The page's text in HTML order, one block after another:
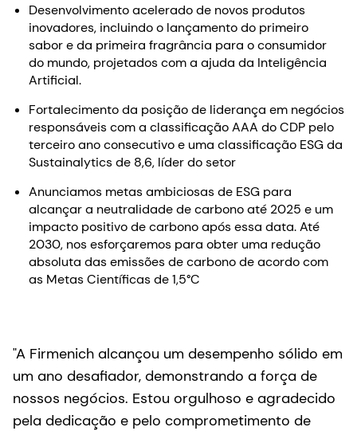
Desenvolvimento acelerado de novos produtos
inovadores, incluindo o lançamento do primeiro
sabor e da primeira fragrância para o consumidor
do mundo, projetados com a ajuda da Inteligência
Artificial.
Fortalecimento da posição de liderança em negócios
responsáveis com a classificação AAA do CDP pelo
terceiro ano consecutivo e uma classificação ESG da
Sustainalytics de 8,6, líder do setor
Anunciamos metas ambiciosas de ESG para
alcançar a neutralidade de carbono até 2025 e um
impacto positivo de carbono após essa data. Até
2030, nos esforçaremos para obter uma redução
absoluta das emissões de carbono de acordo com
as Metas Científicas de 1,5°C
"A Firmenich alcançou um desempenho sólido em
um ano desafiador, demonstrando a força de
nossos negócios. Estou orgulhoso e agradecido
pela dedicação e pelo comprometimento de